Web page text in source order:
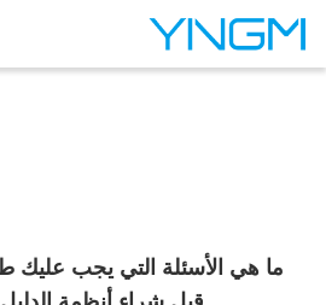
ما هي الأسئلة التي يجب عليك